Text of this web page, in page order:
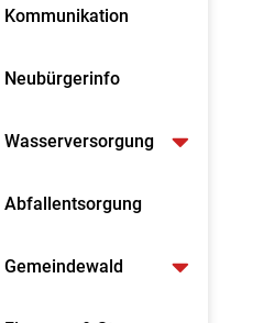
Kommunikation
Neubürgerinfo
Wasserversorgung
Abfallentsorgung
Gemeindewald